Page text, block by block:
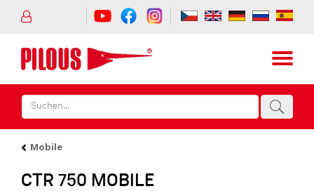
Mobile
CTR 750 MOBILE